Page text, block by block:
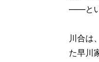
――とい
川合は
た早川